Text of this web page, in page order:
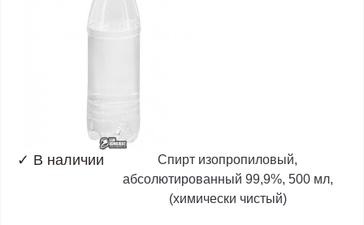
✓ В наличии
Спирт изопропиловый,
абсолютированный 99,9%, 500 мл,
(химически чистый)